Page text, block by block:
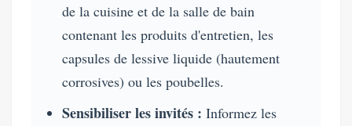
de la cuisine et de la salle de bain
contenant les produits d'entretien, les
capsules de lessive liquide (hautement
corrosives) ou les poubelles.
Sensibiliser les invités : Informez les